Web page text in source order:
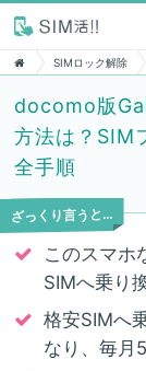
SIMロック解除
docomo版
方法は？SIM
全手順
ざっくり言うと…
このスマホ
SIMへ乗り
格安SIMへ
なり、毎月